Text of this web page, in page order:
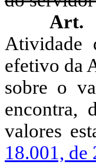
Art.
Atividade
efetivo da
sobre o
encontra,
valores
18.001, de